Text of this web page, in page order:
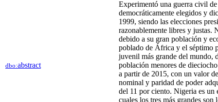
dbo:abstract
Experimentó una guerra civil
democráticamente elegidos y
1999, siendo las elecciones
razonablemente libres y justas.​
debido a su gran población y
poblado de África y el séptimo
juvenil más grande del mundo,
población menores de
a partir de 2015, con un valor
nominal y paridad de poder
del 11 por ciento.​ Nigeria es un
cuales los tres más grandes